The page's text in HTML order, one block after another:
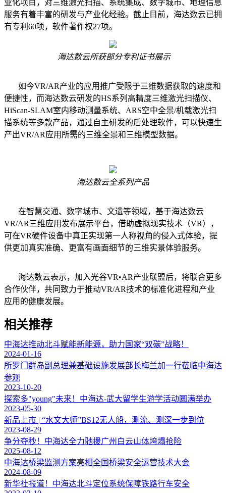
业化项目，对三维激光扫描、系统集成、数字城市、地理信息
服务有着丰富的研发与产业化经验。截止目前，海达数云已拥
有专利60项，软件著作权27项。
海达数云所获部分专利证书展示
如今VR/AR产业的应用推广受限于三维数据获取的速度和
便捷性，而海达数云研发的HS系列高精度三维激光扫描仪、
HiScan-SLAM室内移动测量系统、ARS空中全景/机载激光扫
描系统等多款产品，通过自主研发的后处理软件，可以快速生
产出VR/AR应用所需的三维全景和三维模型数据。
海达数云全系列产品
在智慧交通、数字城市、文遗等领域，基于海达数云
VR/AR三维应用发布展示平台，借助虚拟现实技术（VR），
可在VR硬件设备中真正实现第一人称视角的侵入式体验，提
供更加真实准确、更富有画面细节的三维实景体验服务。
海达数云表示，加入光谷VR•AR产业联盟后，将联合更多
合作伙伴，共同致力于推动VR/AR技术的标准化进程和产业
应用的健康发展。
相关推荐
中海达推动北斗赋能新能源，助力国家“双碳”战略！
2024-01-16
所罗门群岛副总理兼基础设施发展部长梅兰加一行莅临中海达
参观
2023-10-20
探索多"young"未来！中海达-武大留学生游学活动圆满举办
2023-05-30
新品上市 | “水文大师”BS12无人船，测流、测深一步到位
2023-08-29
争分夺秒！中海达全力驰援广州白云山体垮塌抢险
2025-08-12
中海达桥梁监测方案亮相全国桥梁安全运营技术大会
2024-08-09
新华社报道！中海达北斗定位系统保障铁路行车安全